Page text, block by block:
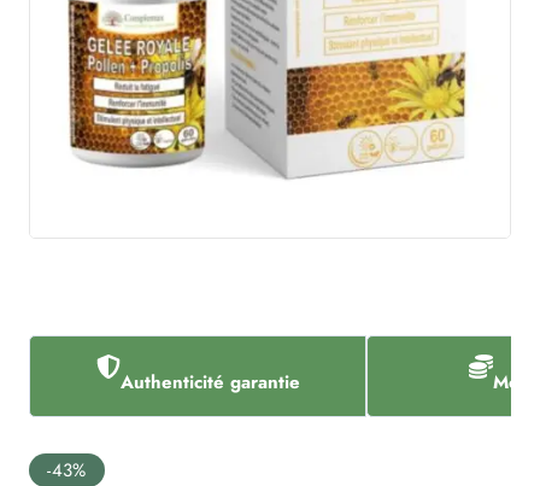
Authenticité garantie
-43%